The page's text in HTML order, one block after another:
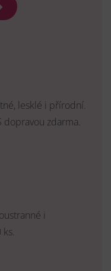
lesklé i přírodní.
dopravou zdarma.
i